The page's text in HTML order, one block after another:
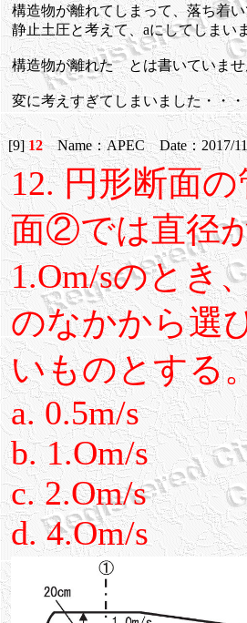
構造物が離れてしまって、落ち着
静止土圧と考えて、aにしてしまい
構造物が離れた とは書いていませ
変に考えすぎてしまいました・・・
[9]12Name：APEC Date：2017/
12. 円形断面
面②では直径
1.Om/sのとき
のなかから選
いものとする
a. 0.5m/s
b. 1.Om/s
c. 2.Om/s
d. 4.Om/s